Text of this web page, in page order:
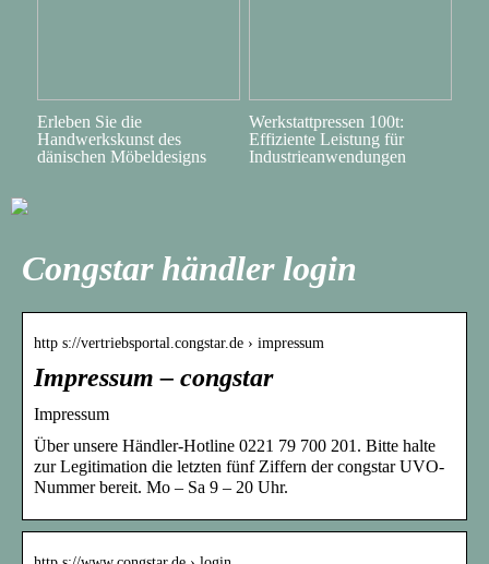
Erleben Sie die
Handwerkskunst des
dänischen Möbeldesigns
Werkstattpressen 100t:
Effiziente Leistung für
Industrieanwendungen
Congstar händler login
http s://vertriebsportal.congstar.de › impressum
Impressum – congstar
Impressum
Über unsere Händler-Hotline 0221 79 700 201. Bitte halte
zur Legitimation die letzten fünf Ziffern der congstar UVO-
Nummer bereit. Mo – Sa 9 – 20 Uhr.